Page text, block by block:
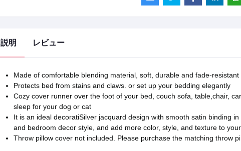
説明 レビュー
Made of comfortable blending material, soft, durable and fade-resistant
Protects bed from stains and claws. or set up your bedding elegantly
Cozy cover runner over the foot of your bed, couch sofa, table,chair,
sleep for your dog or cat
It is an ideal decoratiSilver jacquard design with smooth satin binding
and bedroom decor style, and add more color, style, and texture to
Throw pillow cover not included. Please purchase the matching throw